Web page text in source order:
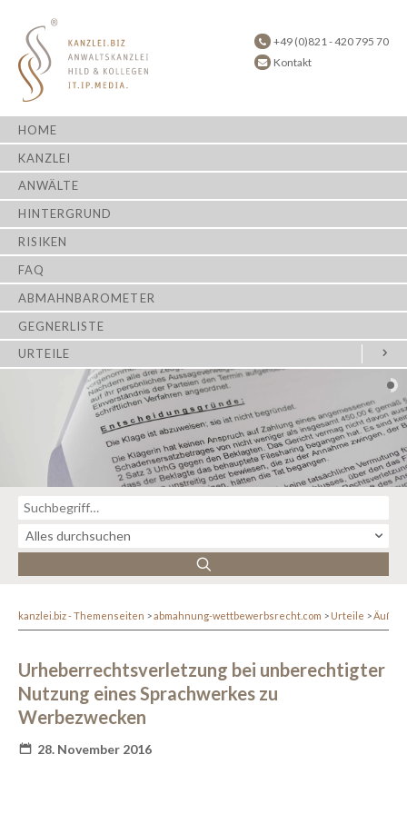
+49 (0)821 - 420 795 70
Kontakt
HOME
KANZLEI
ANWÄLTE
HINTERGRUND
RISIKEN
FAQ
ABMAHNBAROMETER
GEGNERLISTE
URTEILE
kanzlei.biz - Themenseiten abmahnung-wettbewerbsrecht.com Urteile
Urheberrechtsverletzung bei unberechtigter
Nutzung eines Sprachwerkes zu
Werbezwecken
28. November 2016